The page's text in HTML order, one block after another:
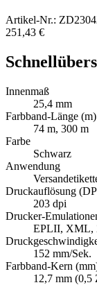
Artikel-Nr.:
251,43 €
Innenmaß
25,4 mm
Farbband-Länge (m)
74 m, 300 m
Farbe
Schwarz
Anwendung
Druckauflösung
203 dpi
Drucker-
EPLII, XML,
152 mm/Sek.
Farbband-Kern
12,7 mm